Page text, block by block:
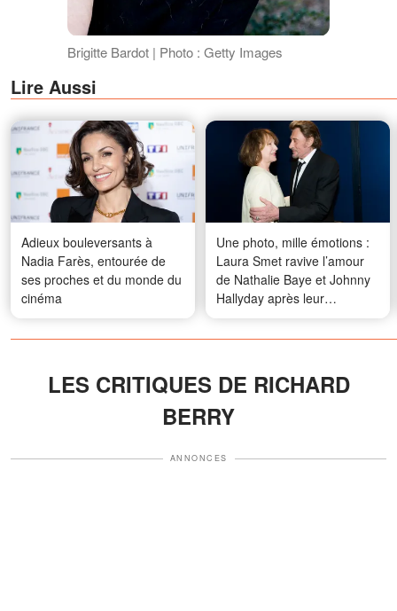
Brigitte Bardot | Photo : Getty Images
Lire Aussi
Adieux bouleversants à
Nadia Farès, entourée de
ses proches et du monde du
cinéma
Une photo, mille émotions :
Laura Smet ravive l’amour
de Nathalie Baye et Johnny
Hallyday après leur
disparition
LES CRITIQUES DE RICHARD
BERRY
ANNONCES